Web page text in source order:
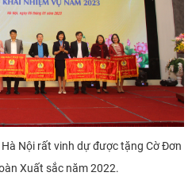
Nội rất vinh dự được tặng Cờ Đơn
Xuất sắc năm 2022.